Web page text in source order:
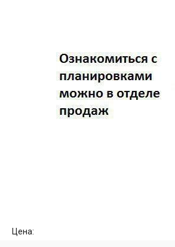
Цена: